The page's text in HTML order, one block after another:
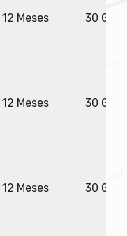
12 Meses 30
12 Meses 30
12 Meses 30